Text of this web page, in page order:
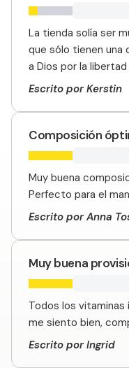
La tienda solía ser
que sólo tienen una
a Dios por la
Escrito por Kerstin
Composición
Muy buena
Perfecto para el
Escrito por Anna
Muy buena
Todos los vitaminas
me siento bien,
Escrito por Ingrid